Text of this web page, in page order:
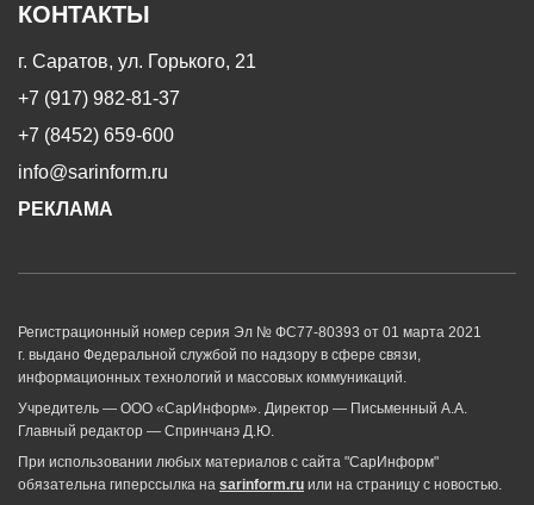
КОНТАКТЫ
г. Саратов, ул. Горького, 21
+7 (917) 982-81-37
+7 (8452) 659-600
info@sarinform.ru
РЕКЛАМА
Регистрационный номер серия Эл № ФС77-80393 от 01 марта 2021
г. выдано Федеральной службой по надзору в сфере связи,
информационных технологий и массовых коммуникаций.
Учредитель — ООО «СарИнформ». Директор — Письменный А.А.
Главный редактор — Спринчанэ Д.Ю.
При использовании любых материалов с сайта "СарИнформ"
обязательна гиперссылка на sarinform.ru или на страницу с новостью.